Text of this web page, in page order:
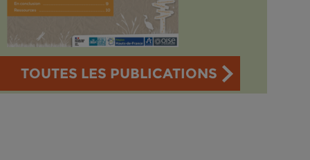
TOUTES LES PUBLICATIONS